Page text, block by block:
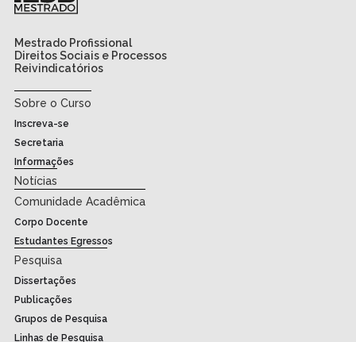
Mestrado Profissional
Direitos Sociais e Processos
Reivindicatórios
Sobre o Curso
Inscreva-se
Secretaria
Informações
Notícias
Comunidade Acadêmica
Corpo Docente
Estudantes Egressos
Pesquisa
Dissertações
Publicações
Grupos de Pesquisa
Linhas de Pesquisa